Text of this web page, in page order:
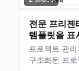
전문 프리
템플릿을 표
프로젝트 관
구조화된 프